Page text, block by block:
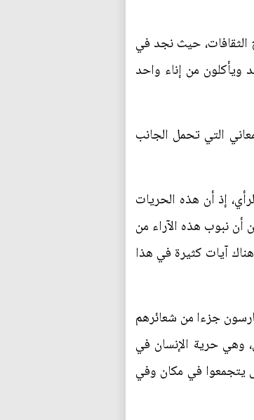
الثقافات، حيث نجد في
من إناء واحد
التي تحمل الجانب
إذ أن هذه الحريات
أن نبوب هذه الآراء من
آيات كثيرة في هذا
جزءا من شعائرهم
وهي حرية الإنسان في
يتجمعوا في مكان وفي